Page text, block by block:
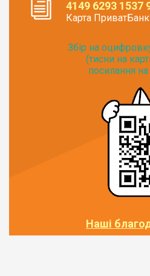
4149 6293 1537
Карта ПриватБанк
Збір на
(тисни на
посилання на
Наші